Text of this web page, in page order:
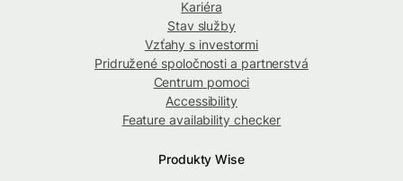
Kariéra
Stav služby
Vzťahy s investormi
Pridružené spoločnosti a partnerstvá
Centrum pomoci
Accessibility
Feature availability checker
Produkty Wise